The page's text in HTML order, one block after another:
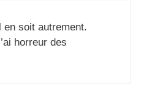
en soit autrement.
horreur des